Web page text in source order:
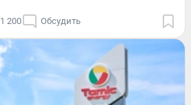
1 200 Обсудить